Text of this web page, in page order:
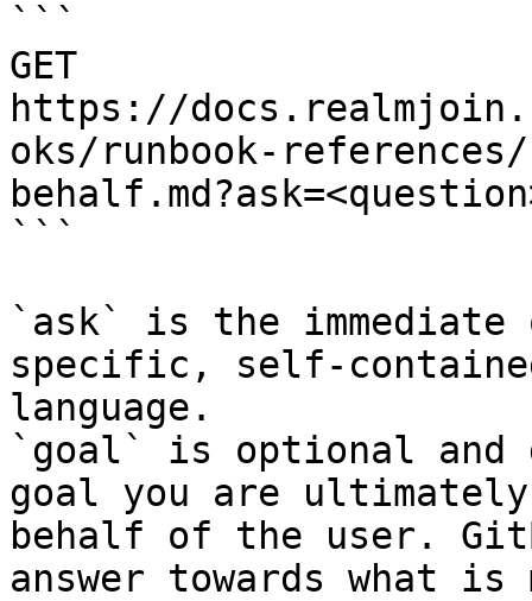
```
GET
https://
oks/runbook-
```
`ask` is the
specific, self-
language.
`goal` is optional and
goal you are
behalf of the user.
answer towards what